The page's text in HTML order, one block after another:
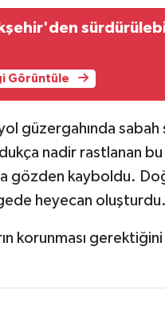
Görüntüle
güzergahında
nadir rastlanan
gözden kayboldu.
heyecan oluşturdu.
korunması